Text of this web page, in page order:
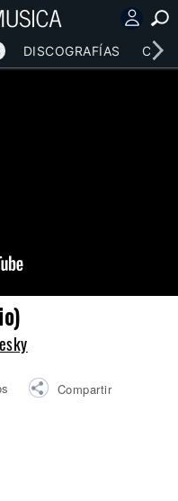
DISCOGRAFÍAS
Compartir